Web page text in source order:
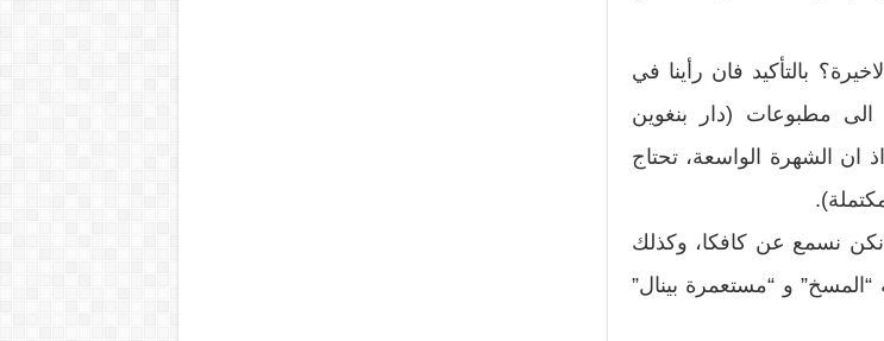
بالتأكيد فان رأينا في
الى مطبوعات (دار بنغوين
ان الشهرة الواسعة، تحتاج
نكن نسمع عن كافكا، وكذلك
“المسخ” و “مستعمرة بينال”